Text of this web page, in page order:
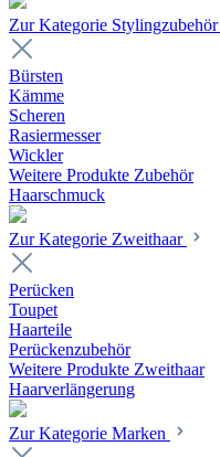
Zur Kategorie Stylingzubehör
Bürsten
Kämme
Scheren
Rasiermesser
Wickler
Weitere Produkte Zubehör
Haarschmuck
Zur Kategorie Zweithaar
Perücken
Toupet
Haarteile
Perückenzubehör
Weitere Produkte Zweithaar
Haarverlängerung
Zur Kategorie Marken